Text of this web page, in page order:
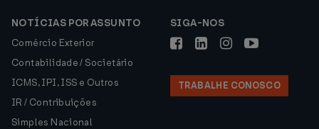
NOTÍCIAS POR ASSUNTO
Comércio Exterior
Contabilidade / Societário
ICMS, IPI, ISS e Outros
IR / Contribuições
Simples Nacional
SIGA-NOS
TRABALHE CONOSCO